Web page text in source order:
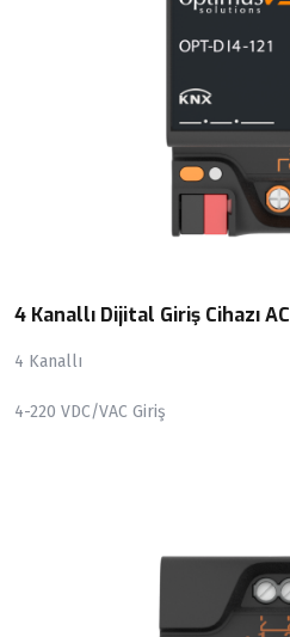
4 Kanallı Dijital Giriş Cihazı AC
4 Kanallı
4-220 VDC/VAC Giriş